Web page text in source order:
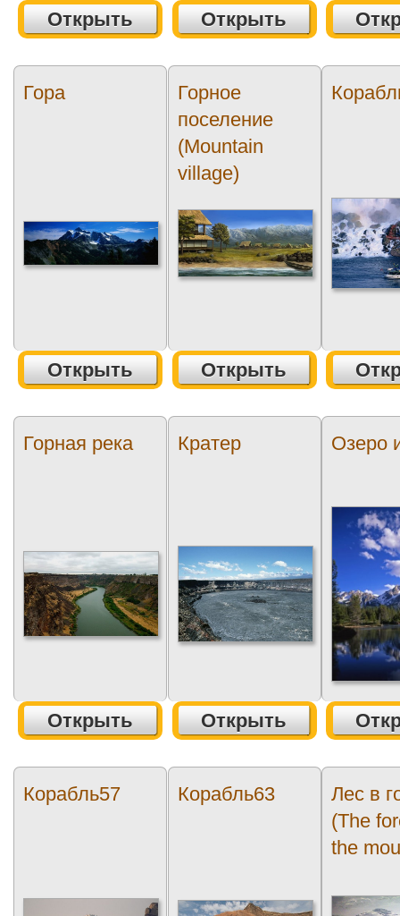
Открыть Открыть
Гора
Открыть
Горное
поселение
(Mountain
village)
Открыть
Горная река
Открыть
Кратер
Открыть
Озеро
Корабль57 Корабль63
Лес в
(The
the